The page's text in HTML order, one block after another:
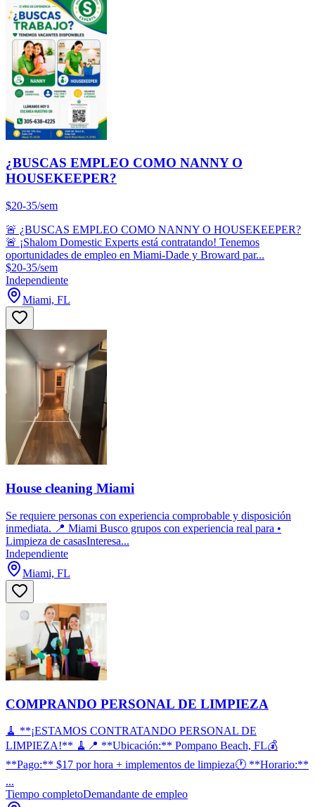
¿BUSCAS EMPLEO COMO NANNY O
HOUSEKEEPER?
$20-35/sem
🚨 ¿BUSCAS EMPLEO COMO NANNY O HOUSEKEEPER?
🚨 ¡Shalom Domestic Experts está contratando! Tenemos
oportunidades de empleo en Miami-Dade y Broward par...
$20-35/sem
Independiente
Miami, FL
House cleaning Miami
Se requiere personas con experiencia comprobable y disposición
inmediata. 📍 Miami Busco grupos con experiencia real para •
Limpieza de casasInteresa...
Independiente
Miami, FL
COMPRANDO PERSONAL DE LIMPIEZA
🧹 **¡ESTAMOS CONTRATANDO PERSONAL DE
LIMPIEZA!** 🧹📍 **Ubicación:** Pompano Beach, FL💰
**Pago:** $17 por hora + implementos de limpieza🕐 **Horario:**
...
Tiempo completoDemandante de empleo